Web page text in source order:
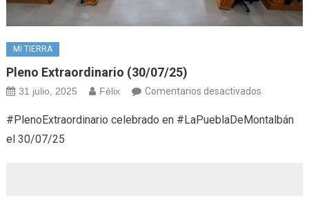
MI TIERRA
Pleno Extraordinario (30/07/25)
31 julio, 2025 Félix Comentarios desactivadosen
#PlenoExtraordinario celebrado en #LaPueblaDeMontalbán
el 30/07/25